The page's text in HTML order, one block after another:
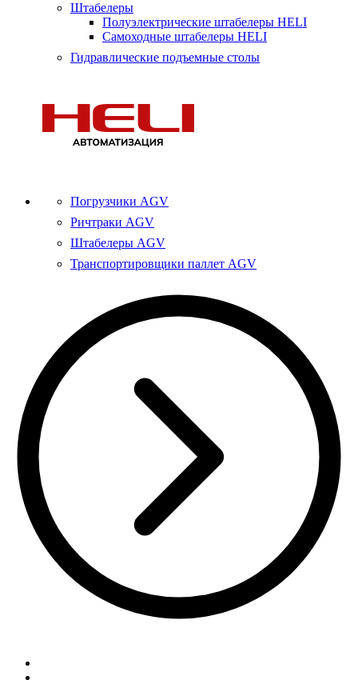
Штабелеры
Полуэлектрические штабелеры HELI
Самоходные штабелеры HELI
Гидравлические подъемные столы
Погрузчики AGV
Ричтраки AGV
Штабелеры AGV
Транспортировщики паллет AGV